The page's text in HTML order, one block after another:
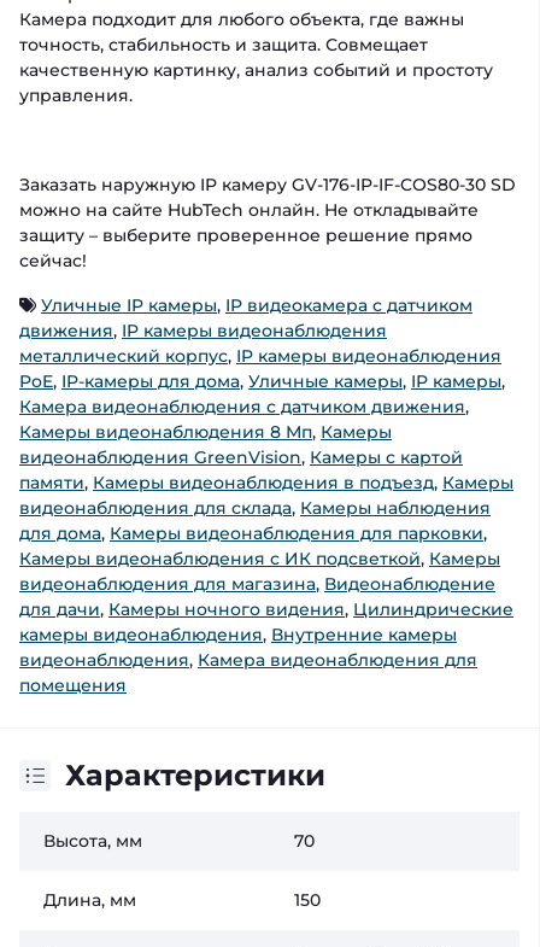
Камера подходит для любого объекта, где важны
точность, стабильность и защита. Совмещает
качественную картинку, анализ событий и простоту
управления.
Заказать наружную IP камеру GV-176-IP-IF-COS80-30 SD
можно на сайте HubTech онлайн. Не откладывайте
защиту – выберите проверенное решение прямо
сейчас!
Уличные IP камеры, IP видеокамера с датчиком
движения, IP камеры видеонаблюдения
металлический корпус, IP камеры видеонаблюдения
PoE, IP-камеры для дома, Уличные камеры, IP камеры,
Камера видеонаблюдения с датчиком движения,
Камеры видеонаблюдения 8 Мп, Камеры
видеонаблюдения GreenVision, Камеры с картой
памяти, Камеры видеонаблюдения в подъезд, Камеры
видеонаблюдения для склада, Камеры наблюдения
для дома, Камеры видеонаблюдения для парковки,
Камеры видеонаблюдения с ИК подсветкой, Камеры
видеонаблюдения для магазина, Видеонаблюдение
для дачи, Камеры ночного видения, Цилиндрические
камеры видеонаблюдения, Внутренние камеры
видеонаблюдения, Камера видеонаблюдения для
помещения
Характеристики
Высота, мм 70
Длина, мм 150